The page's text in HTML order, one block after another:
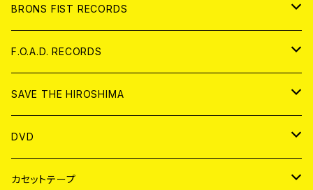
アパレル
ANALOG
BRONS FIST RECORDS
CD
ANALOG
F.O.A.D. RECORDS
CD
ANALOG
SAVE THE HIROSHIMA
アパレル
BADGE
DVD
JAPAN
カセットテープ